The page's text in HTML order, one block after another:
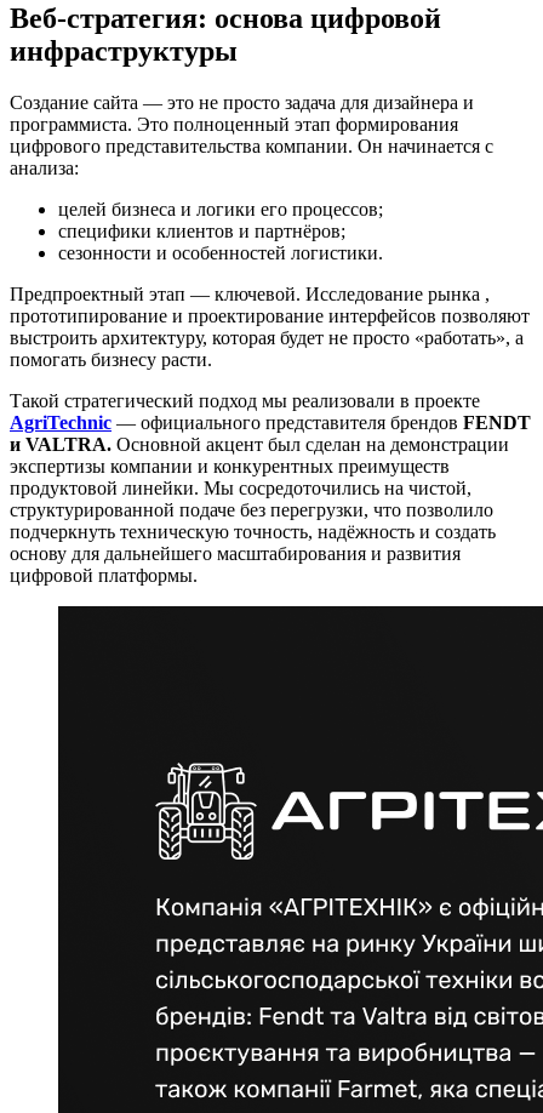
Веб-стратегия: основа цифровой
инфраструктуры
Создание сайта — это не просто задача для дизайнера и
программиста. Это полноценный этап формирования
цифрового представительства компании. Он начинается с
анализа:
целей бизнеса и логики его процессов;
специфики клиентов и партнёров;
сезонности и особенностей логистики.
Предпроектный этап — ключевой. Исследование рынка ,
прототипирование и проектирование интерфейсов позволяют
выстроить архитектуру, которая будет не просто «работать», а
помогать бизнесу расти.
Такой стратегический подход мы реализовали в проекте
AgriTechnic — официального представителя брендов FENDT
и VALTRA. Основной акцент был сделан на демонстрации
экспертизы компании и конкурентных преимуществ
продуктовой линейки. Мы сосредоточились на чистой,
структурированной подаче без перегрузки, что позволило
подчеркнуть техническую точность, надёжность и создать
основу для дальнейшего масштабирования и развития
цифровой платформы.